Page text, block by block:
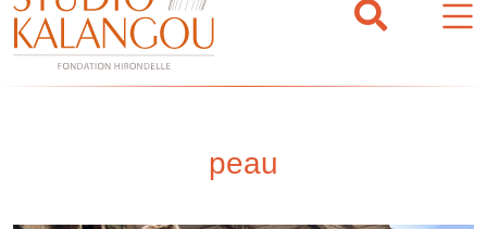
peau